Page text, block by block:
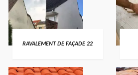
RAVALEMENT DE FAÇADE 22